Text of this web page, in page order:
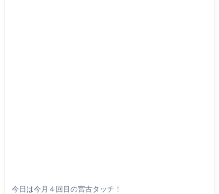
今日は今月４回目の宮古タッチ！